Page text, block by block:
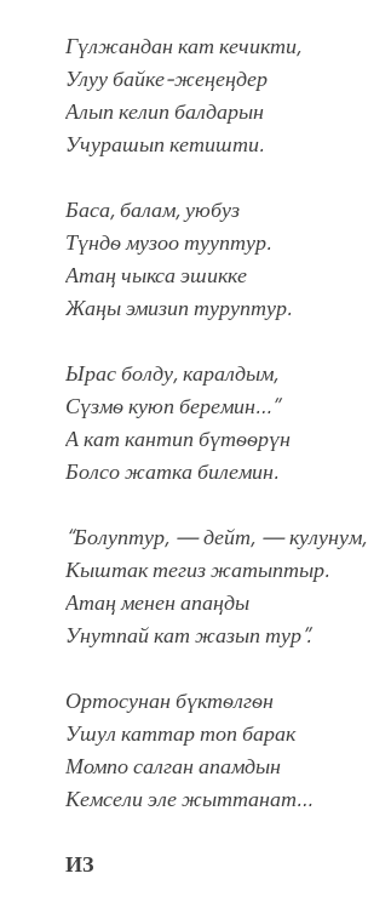
Гүлжандан кат кечикти,
Улуу байке-жеңеңдер
Алып келип балдарын
Учурашып кетишти.
Баса, балам, уюбуз
Түндѳ музоо тууптур.
Атаң чыкса эшикке
Жаңы эмизип туруптур.
Ырас болду, каралдым,
Сүзмѳ куюп беремин…”
А кат кантип бүтѳѳрүн
Болсо жатка билемин.
“Болуптур, — дейт, — кулунум,
Кыштак тегиз жатыптыр.
Атаң менен апаңды
Унутпай кат жазып тур”.
Ортосунан бүктѳлгѳн
Ушул каттар топ барак
Момпо салган апамдын
Кемсели эле жыттанат…
ИЗ